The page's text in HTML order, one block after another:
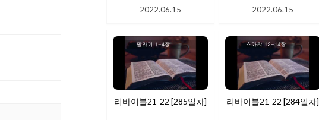
2022.06.15 2022.06.15
리바이블21-22 [285일차] 리바이블21-22 [284일차]